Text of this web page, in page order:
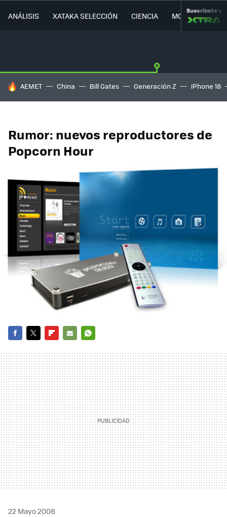
ANÁLISIS XATAKA SELECCIÓN CIENCIA MOVILIDAD
Suscríbete a
HOY SE HABLA DE
AEMET China Bill Gates Generación Z iPhone 18
Rumor: nuevos reproductores de
Popcorn Hour
MAIL
22 Mayo 2008